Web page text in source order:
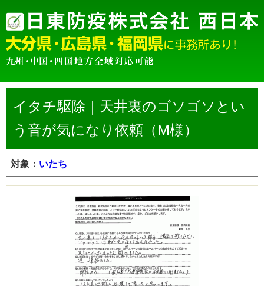
イタチ駆除｜天井裏のゴソゴソとい
う音が気になり依頼（M様）
対象： いたち